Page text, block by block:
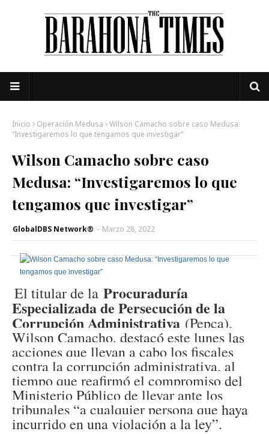
Inicio Operación Medusa
Wilson Camacho sobre caso Medusa:
“Investigaremos lo que tengamos que investigar”
Wilson Camacho sobre caso
Medusa: “Investigaremos lo que
tengamos que investigar”
GlobalDBS Network® - Marzo 28, 2022
El titular de la Procuraduría
Especializada de Persecución de la
Corrupción Administrativa (Pepca),
Wilson Camacho, destacó este lunes las
acciones que llevan a cabo los fiscales
contra la corrupción administrativa, al
tiempo que reafirmó el compromiso del
Ministerio Público de llevar ante los
tribunales “a cualquier persona que haya
incurrido en una violación a la ley”.